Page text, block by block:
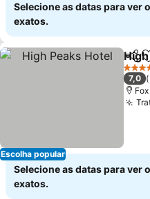
Selecione as datas para ver
exatos.
Escolha popular
4
7,0
Selecione as datas para ver
exatos.